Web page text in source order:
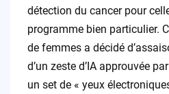
détection du cancer pour
programme bien particulier.
de femmes a décidé
d’un zeste d’IA approuvée
un set de « yeux